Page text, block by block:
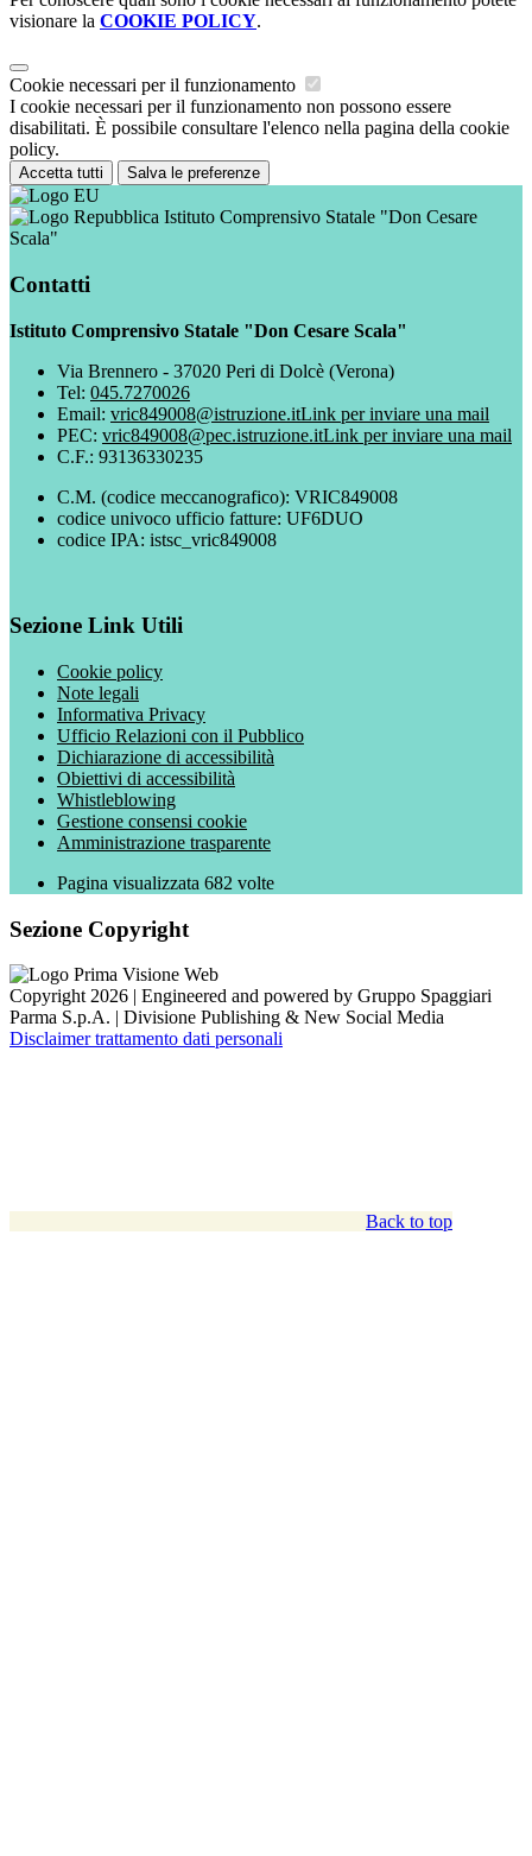
visionare la COOKIE POLICY.
Cookie necessari per il funzionamento
I cookie necessari per il funzionamento non possono essere
disabilitati. È possibile consultare l'elenco nella pagina della cookie
policy.
Accetta tutti Salva le preferenze
Istituto Comprensivo Statale "Don Cesare
Scala"
Contatti
Istituto Comprensivo Statale "Don Cesare Scala"
Via Brennero - 37020 Peri di Dolcè (Verona)
Tel: 045.7270026
Email: vric849008@istruzione.itLink per inviare una mail
PEC: vric849008@pec.istruzione.itLink per inviare una mail
C.F.: 93136330235
C.M. (codice meccanografico): VRIC849008
codice univoco ufficio fatture: UF6DUO
codice IPA: istsc_vric849008
Sezione Link Utili
Cookie policy
Note legali
Informativa Privacy
Ufficio Relazioni con il Pubblico
Dichiarazione di accessibilità
Obiettivi di accessibilità
Whistleblowing
Gestione consensi cookie
Amministrazione trasparente
Pagina visualizzata 682 volte
Sezione Copyright
Copyright 2026 | Engineered and powered by Gruppo Spaggiari
Parma S.p.A. | Divisione Publishing & New Social Media
Disclaimer trattamento dati personali
Back to top